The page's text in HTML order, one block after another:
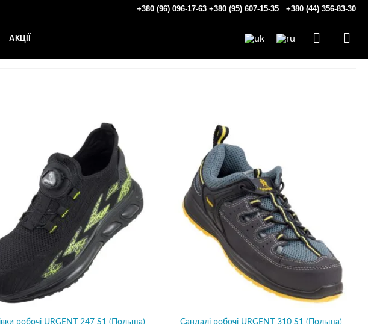
+380 (96) 096-17-63 +380 (95) 607-15-35 +380 (44) 356-83-30
АКЦІЇ
робочі URGENT 247 S1 (Польща)
Сандалі робочі URGENT 310 S1 (Польща)